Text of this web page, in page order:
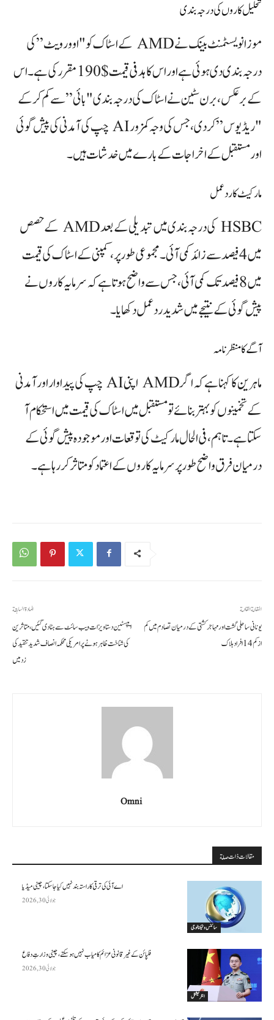
تحلیل کاروں کی درجہ بندی
موز انویسٹمنٹ بینک نے AMD کے اسٹاک کو "اوور ویٹ” کی
درجہ بندی دی ہوئی ہے اور اس کا ہدفی قیمت $190 مقرر کی ہے۔ اس
کے برعکس، برن سٹین نے اسٹاک کی درجہ بندی "بائی” سے کم کر کے
"ریڈیوس” کر دی، جس کی وجہ کمزور AI چپ کی آمدنی کی پیش گوئی
اور مستقبل کے اخراجات کے بارے میں خدشات ہیں۔
مارکیٹ کا ردعمل
HSBC کی درجہ بندی میں تبدیلی کے بعد AMD کے حصص
میں 4 فیصد سے زائد کمی آئی۔ مجموعی طور پر، کمپنی کے اسٹاک کی قیمت
میں 8 فیصد تک کمی آئی، جس سے واضح ہوتا ہے کہ سرمایہ کاروں نے
پیش گوئی کے نتیجے میں شدید ردعمل دکھایا۔
آگے کا منظرنامہ
ماہرین کا کہنا ہے کہ اگر AMD اپنی AI چپ کی پیداوار اور آمدنی
کے تخمینوں کو بہتر بنائے تو مستقبل میں اسٹاک کی قیمت میں استحکام آ
سکتا ہے۔ تاہم، فی الحال مارکیٹ کی توقعات اور موجودہ پیش گوئی کے
درمیان فرق واضح طور پر سرمایہ کاروں کے اعتماد کو متاثر کر رہا ہے۔
المادة السابقة
ایپسٹین دستاویزات ویب سائٹ سے ہٹا دی گئیں، متاثرین
کی شناخت ظاہر ہونے پر امریکی محکمہ انصاف شدید تنقید کی
زد میں
المقالة القادمة
یونانی ساحلی گشت اور مہاجر کشتی کے درمیان تصادم میں کم
از کم 14 افراد ہلاک
Omni
مقالات ذات صلة
سائنس وٹیکنالوجی
اے آئی کی ترقی کا راستہ بند نہیں کیا جا سکتا، چینی میڈیا
جولائی 30, 2026
انٹرنیشنل
فلپائن کے غیر قانونی عزائم کامیاب نہیں ہو سکتے ، چینی وزارتِ دفاع
جولائی 30, 2026